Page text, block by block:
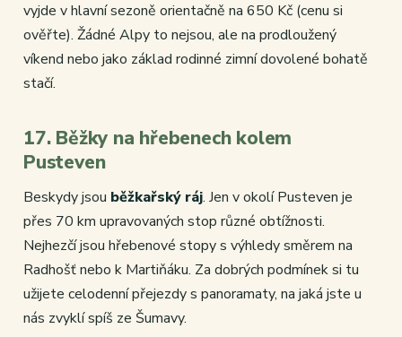
vyjde v hlavní sezoně orientačně na 650 Kč (cenu si
ověřte). Žádné Alpy to nejsou, ale na prodloužený
víkend nebo jako základ rodinné zimní dovolené bohatě
stačí.
17. Běžky na hřebenech kolem
Pusteven
Beskydy jsou běžkařský ráj. Jen v okolí Pusteven je
přes 70 km upravovaných stop různé obtížnosti.
Nejhezčí jsou hřebenové stopy s výhledy směrem na
Radhošť nebo k Martiňáku. Za dobrých podmínek si tu
užijete celodenní přejezdy s panoramaty, na jaká jste u
nás zvyklí spíš ze Šumavy.